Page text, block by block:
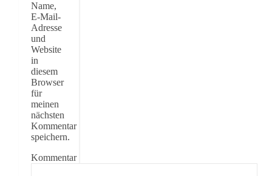
Name,
E-Mail-
Adresse
und
Website
in
diesem
Browser
für
meinen
nächsten
Kommentar
speichern.
Kommentar